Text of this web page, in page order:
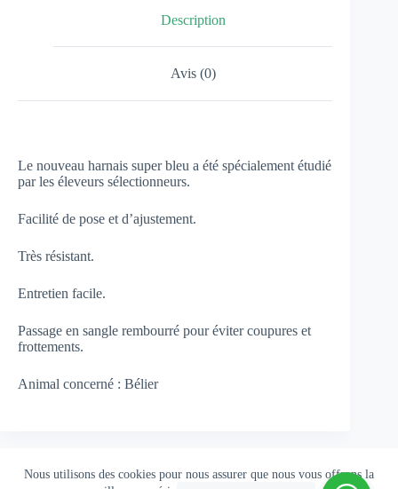
Nous utilisons des cookies pour nous assurer que nous vous offrons la
Description
Avis (0)
Le nouveau harnais super bleu a été spécialement étudié
par les éleveurs sélectionneurs.
Facilité de pose et d’ajustement.
Très résistant.
Entretien facile.
Passage en sangle rembourré pour éviter coupures et
frottements.
Animal concerné : Bélier